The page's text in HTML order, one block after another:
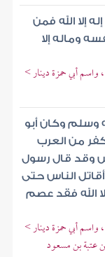
إلا الله فمن
وماله إلا
أبي حمزة دينار >
وسلم وكان أبو
من العرب
وقد قال رسول
الناس حتى
إلا الله فقد عصم
أبي حمزة دينار >
عتبة بن مسعود